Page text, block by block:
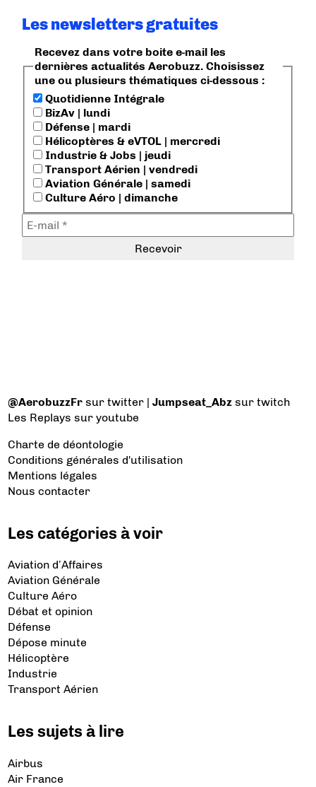
Les newsletters gratuites
Recevez dans votre boite e-mail les
dernières actualités Aerobuzz. Choisissez
une ou plusieurs thématiques ci-dessous :
Quotidienne Intégrale
BizAv | lundi
Défense | mardi
Hélicoptères & eVTOL | mercredi
Industrie & Jobs | jeudi
Transport Aérien | vendredi
Aviation Générale | samedi
Culture Aéro | dimanche
@AerobuzzFr sur twitter |Jumpseat_Abz sur twitch
Les Replays sur youtube
Charte de déontologie
Conditions générales d'utilisation
Mentions légales
Nous contacter
Les catégories à voir
Aviation d’Affaires
Aviation Générale
Culture Aéro
Débat et opinion
Défense
Dépose minute
Hélicoptère
Industrie
Transport Aérien
Les sujets à lire
Airbus
Air France